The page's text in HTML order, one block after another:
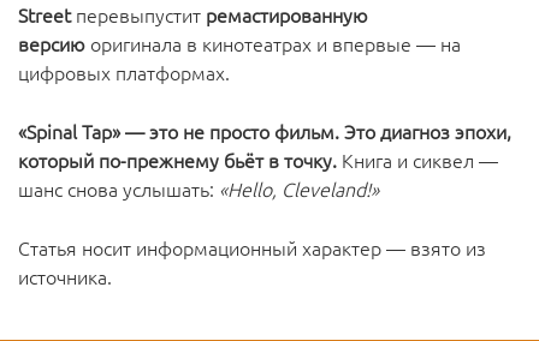
Streetперевыпустит ремастированную
версию оригинала в кинотеатрах и впервые — на
цифровых платформах.
«Spinal Tap» — это не просто фильм. Это диагноз эпохи,
который по-прежнему бьёт в точку. Книга и сиквел —
шанс снова услышать: «Hello, Cleveland!»
Статья носит информационный характер — взято из
источника.